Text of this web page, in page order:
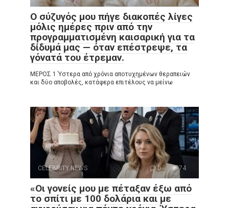
Ο σύζυγός μου πήγε διακοπές λίγες
μόλις ημέρες πριν από την
προγραμματισμένη καισαρική για τα
δίδυμά μας — όταν επέστρεψε, τα
γόνατά του έτρεμαν.
ΜΕΡΟΣ 1 Ύστερα από χρόνια αποτυχημένων θεραπειών
και δύο αποβολές, κατάφερα επιτέλους να μείνω
CELEBRITY NEWS 0 74
«Οι γονείς μου με πέταξαν έξω από
το σπίτι με 100 δολάρια και με